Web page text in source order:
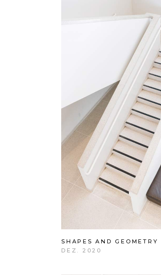
SHAPES AND GEOMETRY
DEZ. 2020